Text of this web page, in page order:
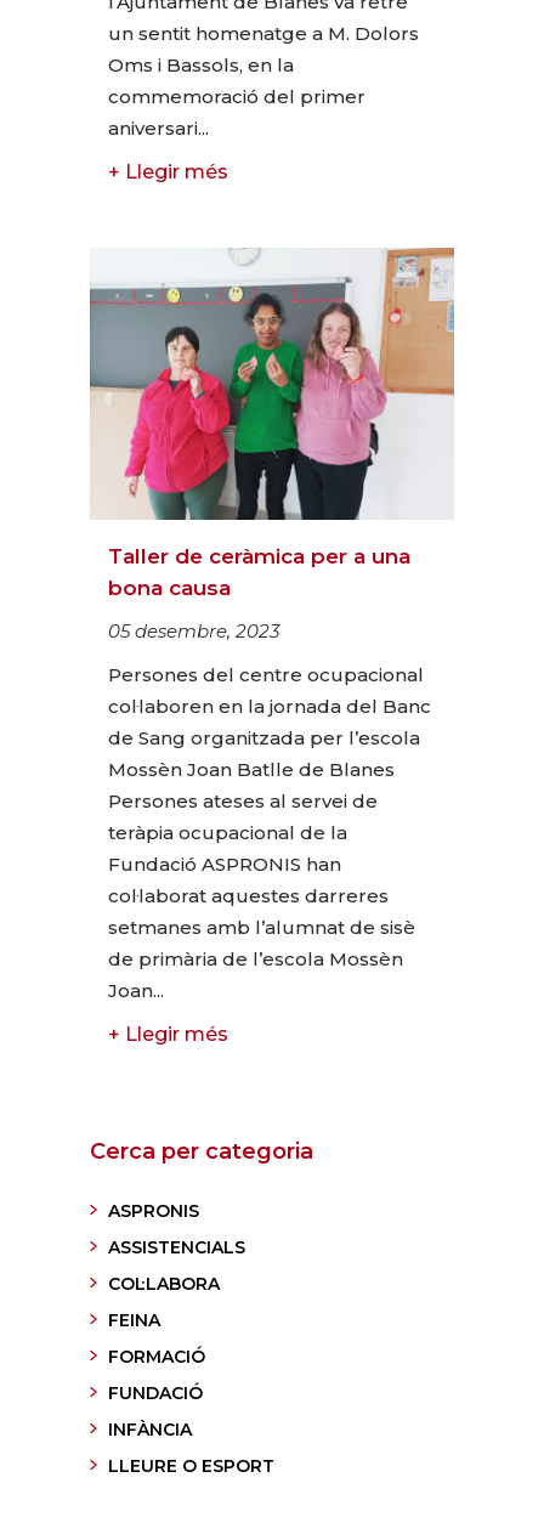
un sentit homenatge a M. Dolors
Oms i Bassols, en la
commemoració del primer
aniversari...
+ Llegir més
Taller de ceràmica per a una
bona causa
05 desembre, 2023
Persones del centre ocupacional
col·laboren en la jornada del Banc
de Sang organitzada per l’escola
Mossèn Joan Batlle de Blanes
Persones ateses al servei de
teràpia ocupacional de la
Fundació ASPRONIS han
col·laborat aquestes darreres
setmanes amb l’alumnat de sisè
de primària de l’escola Mossèn
Joan...
+ Llegir més
Cerca per categoria
ASPRONIS
ASSISTENCIALS
COL·LABORA
FEINA
FORMACIÓ
FUNDACIÓ
INFÀNCIA
LLEURE O ESPORT